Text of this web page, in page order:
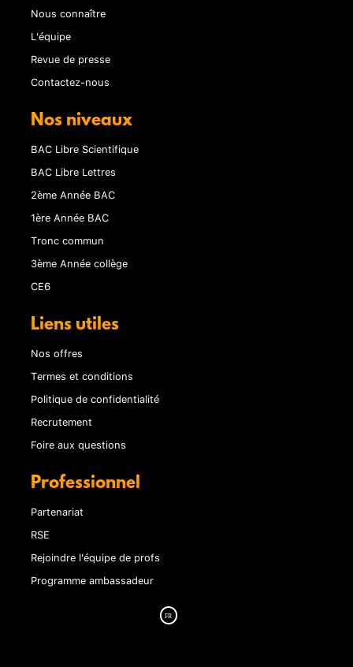
Nous connaître
L'équipe
Revue de presse
Contactez-nous
Nos niveaux
BAC Libre Scientifique
BAC Libre Lettres
2ème Année BAC
1ère Année BAC
Tronc commun
3ème Année collège
CE6
Liens utiles
Nos offres
Termes et conditions
Politique de confidentialité
Recrutement
Foire aux questions
Professionnel
Partenariat
RSE
Rejoindre l'équipe de profs
Programme ambassadeur